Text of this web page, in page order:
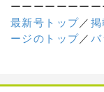
ーーーーーーーー
最新号トップ／
ージのトップ／ バ